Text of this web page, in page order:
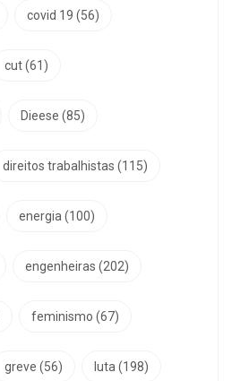
covid 19 (56)
cut(61)
Dieese (85)
direitos trabalhistas (115)
energia(100)
engenheiras (202)
feminismo (67)
greve (56) luta(198)